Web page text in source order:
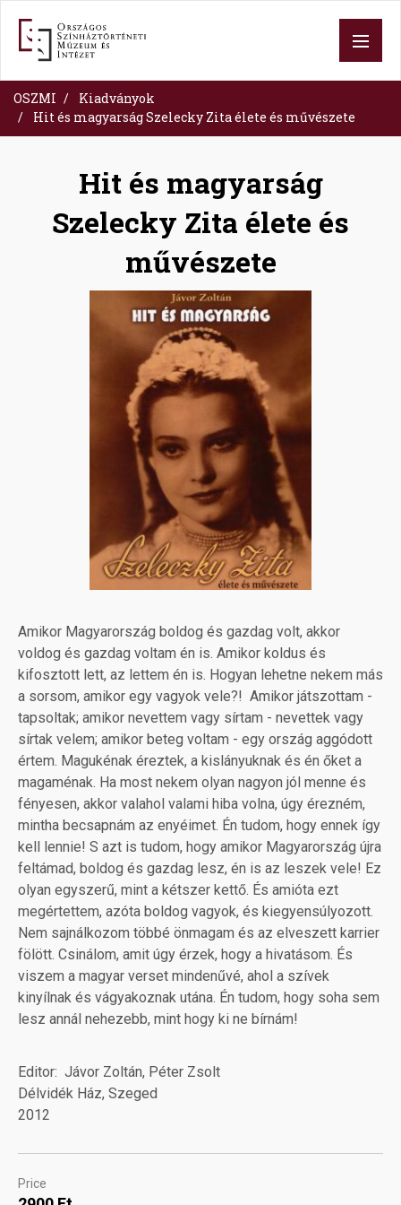
content
OSZMI
Kiadványok
Hit és magyarság Szelecky Zita élete és művészete
Hit és magyarság
Szelecky Zita élete és
művészete
Amikor Magyarország boldog és gazdag volt, akkor
voldog és gazdag voltam én is. Amikor koldus és
kifosztott lett, az lettem én is. Hogyan lehetne nekem más
a sorsom, amikor egy vagyok vele?! Amikor játszottam -
tapsoltak; amikor nevettem vagy sírtam - nevettek vagy
sírtak velem; amikor beteg voltam - egy ország aggódott
értem. Magukénak éreztek, a kislányuknak és én őket a
magaménak. Ha most nekem olyan nagyon jól menne és
fényesen, akkor valahol valami hiba volna, úgy érezném,
mintha becsapnám az enyéimet. Én tudom, hogy ennek így
kell lennie! S azt is tudom, hogy amikor Magyarország újra
feltámad, boldog és gazdag lesz, én is az leszek vele! Ez
olyan egyszerű, mint a kétszer kettő. És amióta ezt
megértettem, azóta boldog vagyok, és kiegyensúlyozott.
Nem sajnálkozom többé önmagam és az elveszett karrier
fölött. Csinálom, amit úgy érzek, hogy a hivatásom. És
viszem a magyar verset mindenűvé, ahol a szívek
kinyílnak és vágyakoznak utána. Én tudom, hogy soha sem
lesz annál nehezebb, mint hogy ki ne bírnám!
Editor Jávor Zoltán, Péter Zsolt
Délvidék Ház, Szeged
2012
Price